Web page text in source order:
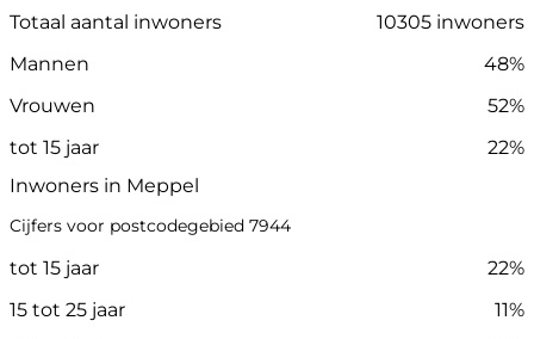
Totaal aantal inwoners
10305 inwoners
Mannen
48%
Vrouwen
52%
tot 15 jaar
22%
Inwoners in Meppel
Cijfers voor postcodegebied 7944
tot 15 jaar
22%
15 tot 25 jaar
11%